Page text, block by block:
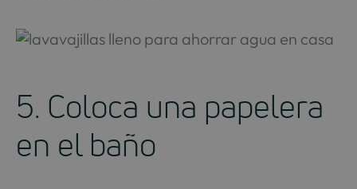
5. Coloca una papelera
en el baño